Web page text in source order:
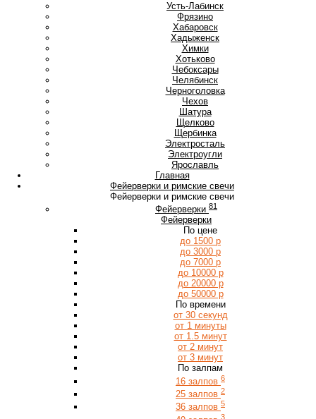
Усть-Лабинск
Фрязино
Хабаровск
Хадыженск
Химки
Хотьково
Чебоксары
Челябинск
Черноголовка
Чехов
Шатура
Щелково
Щербинка
Электросталь
Электроугли
Ярославль
Главная
Фейерверки и римские свечи
Фейерверки и римские свечи
Фейерверки 81
Фейерверки
По цене
до 1500 р
до 3000 р
до 7000 р
до 10000 р
до 20000 р
до 50000 р
По времени
от 30 секунд
от 1 минуты
от 1.5 минут
от 2 минут
от 3 минут
По залпам
16 залпов 6
25 залпов 2
36 залпов 5
3